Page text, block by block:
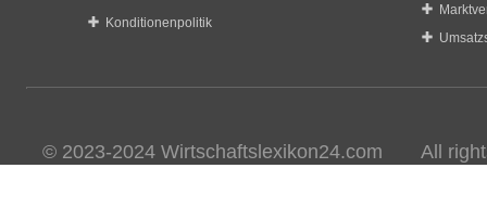
Konditionenpolitik
© 2023-2024 Wirtschaftslexikon24.com All